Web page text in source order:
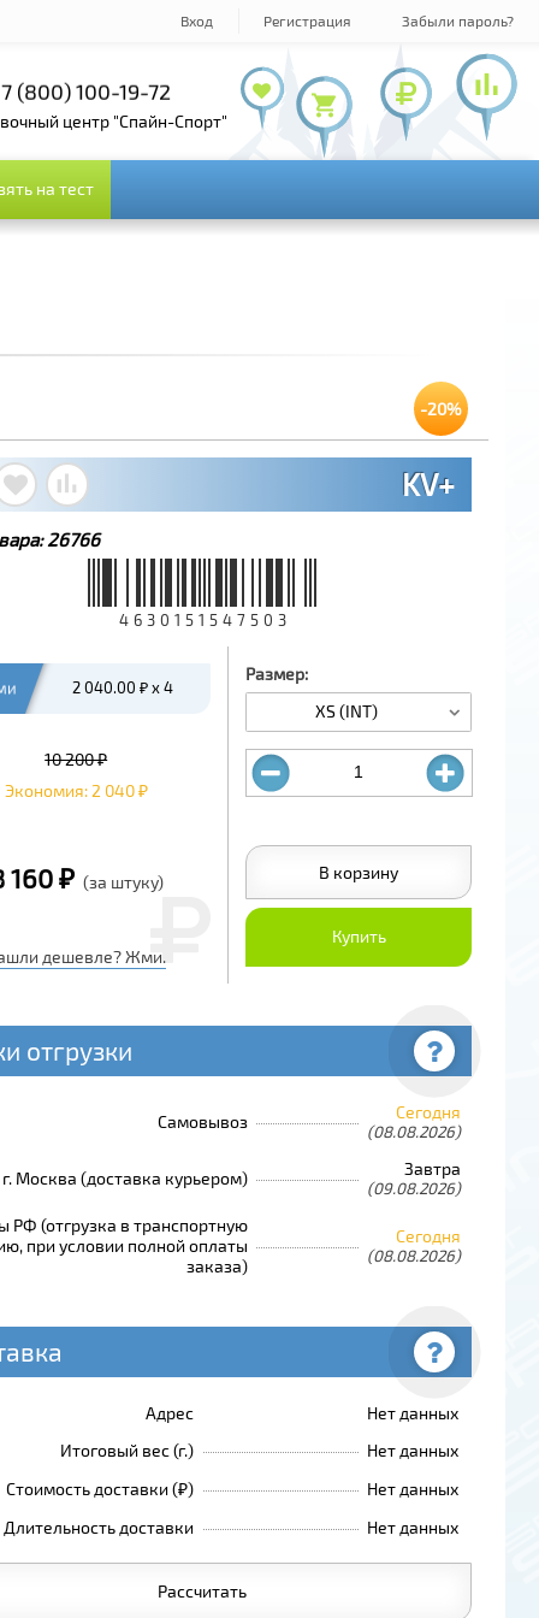
Вход Регистрация Забыли пароль?
+7 (495) 143-73-73
(800) 100-19-72
центр "Спайн-Спорт"
на тест
на тест
-20%
KV+
26766
4630151547503
2 040.00 ₽ x 4
10 200 ₽
Экономия: 2 040 ₽
160 ₽ (за штуку)
дешевле? Жми.
Размер:
XS (INT)
В корзину
Купить
отгрузки
Самовывоз Сегодня
(08.08.2026)
г. Москва (доставка курьером) Завтра
(09.08.2026)
РФ (отгрузка в транспортную
при условии полной оплаты
заказа)
Сегодня
(08.08.2026)
Адрес
Нет данных
Итоговый вес (г.)
Нет данных
Стоимость доставки (₽)
Нет данных
Длительность доставки
Нет данных
Рассчитать